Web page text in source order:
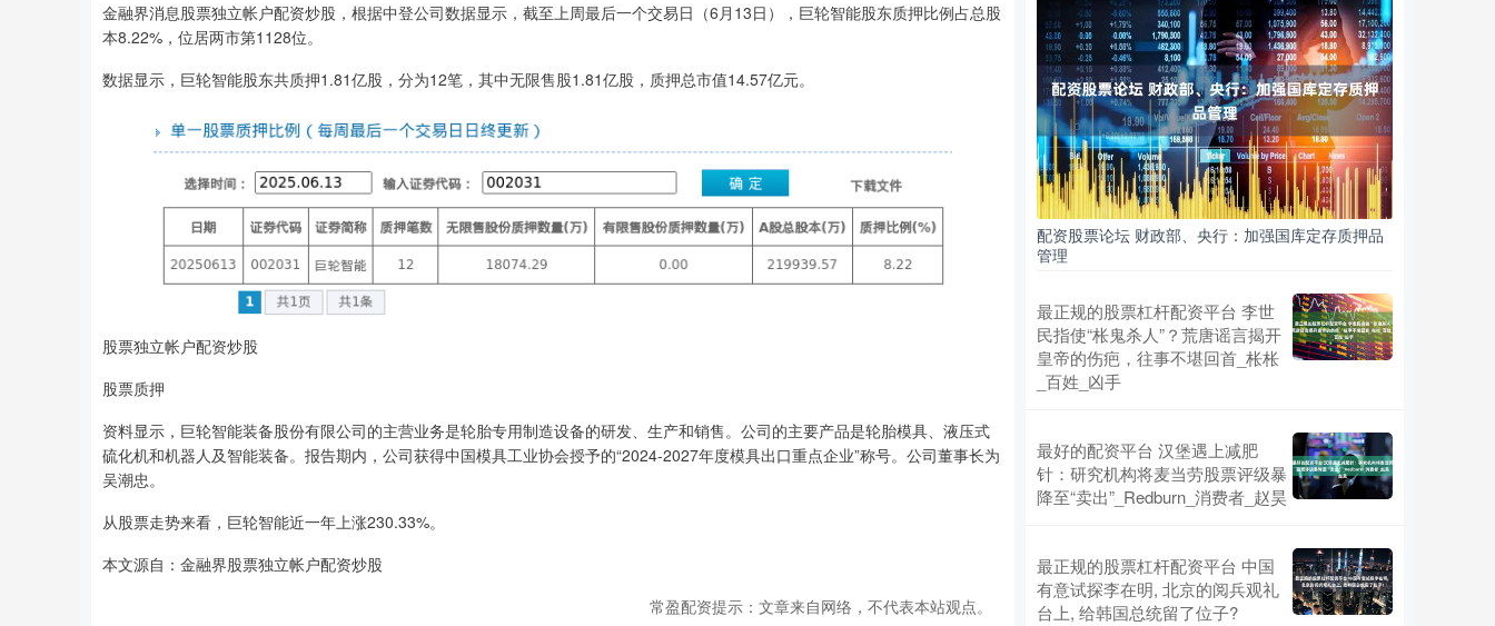
金融界消息股票独立帐户配资炒股，根据中登公司数据显示，截至上周最后一个交易日（6月13日），巨轮智能股东质押比例占总股
本8.22%，位居两市第1128位。
数据显示，巨轮智能股东共质押1.81亿股，分为12笔，其中无限售股1.81亿股，质押总市值14.57亿元。
股票独立帐户配资炒股
股票质押
资料显示，巨轮智能装备股份有限公司的主营业务是轮胎专用制造设备的研发、生产和销售。公司的主要产品是轮胎模具、液压式
硫化机和机器人及智能装备。报告期内，公司获得中国模具工业协会授予的“2024-2027年度模具出口重点企业”称号。公司董事长为
吴潮忠。
从股票走势来看，巨轮智能近一年上涨230.33%。
本文源自：金融界股票独立帐户配资炒股
常盈配资提示：文章来自网络，不代表本站观点。
配资股票论坛 财政部、央行：加强国库定存质押品
管理
最正规的股票杠杆配资平台 李世
民指使“枨鬼杀人”？荒唐谣言揭开
皇帝的伤疤，往事不堪回首_枨枨
_百姓_凶手
最好的配资平台 汉堡遇上减肥
针：研究机构将麦当劳股票评级暴
降至“卖出”_Redburn_消费者_赵昊
最正规的股票杠杆配资平台 中国
有意试探李在明, 北京的阅兵观礼
台上, 给韩国总统留了位子?